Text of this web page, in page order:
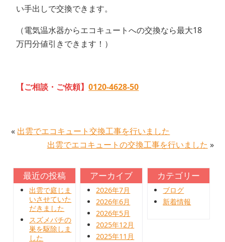
い手出しで交換できます。
（電気温水器からエコキュートへの交換なら最大18
万円分値引きできます！）
【ご相談・ご依頼】0120-4628-50
« 出雲でエコキュート交換工事を行いました
出雲でエコキュートの交換工事を行いました »
最近の投稿
出雲で庭じま
いさせていた
だきました
スズメバチの
巣を駆除しま
した
アーカイブ
2026年7月
2026年6月
2026年5月
2025年12月
2025年11月
カテゴリー
ブログ
新着情報